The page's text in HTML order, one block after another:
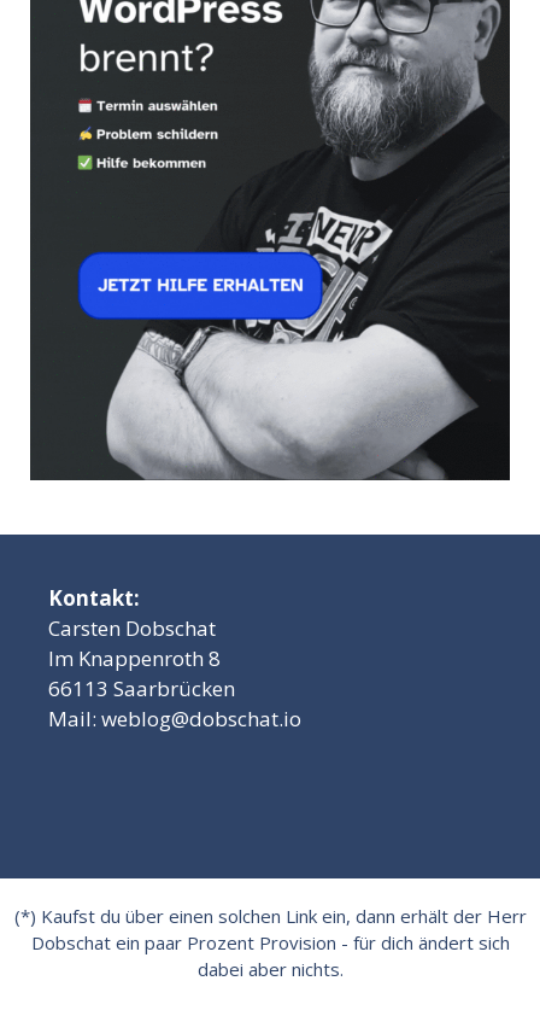
Kontakt:
Carsten Dobschat
Im Knappenroth 8
66113 Saarbrücken
Mail: weblog@dobschat.io
(*) Kaufst du über einen solchen Link ein, dann erhält der Herr
Dobschat ein paar Prozent Provision - für dich ändert sich
dabei aber nichts.